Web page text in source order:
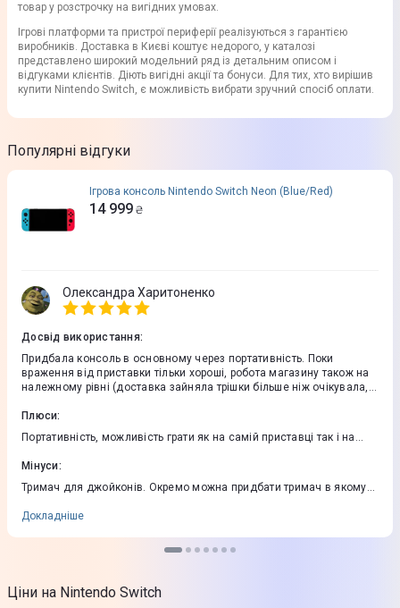
товар у розстрочку на вигідних умовах.
Ігрові платформи та пристрої периферії реалізуються з гарантією
виробників. Доставка в Києві коштує недорого, у каталозі
представлено широкий модельний ряд із детальним описом і
відгуками клієнтів. Діють вигідні акції та бонуси. Для тих, хто вирішив
купити Nintendo Switch, є можливість вибрати зручний спосіб оплати.
Популярні відгуки
Ігрова консоль Nintendo Switch Neon (Blue/Red)
14 999 ₴
Олександра Харитоненко
Досвід використання:
Придбала консоль в основному через портативність. Поки
враження від приставки тільки хороші, робота магазину також на
належному рівні (доставка зайняла трішки більше ніж очікувала,
варто бути готовим потратитись також на комплектуючі товари -
чохол, скло, про-геймпад, тримач тощо. Звісно, це не є
обов.язковим, але для активного користування деякі товари
потрібно придбати.
Плюси:
Портативність, можливість грати як на самій приставці так і на
Мінуси:
Тримач для джойконів. Окремо можна придбати тримач в якому
Очевидно нінтендо трохи хотіли підзаробити, адже мені здається
Докладніше
Ціни на Nintendo Switch